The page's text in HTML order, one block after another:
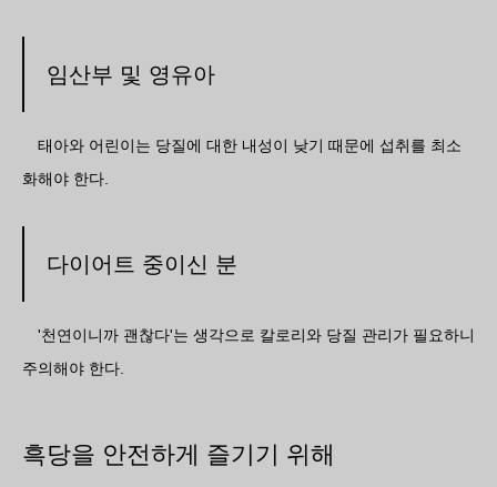
임산부 및 영유아
태아와 어린이는 당질에 대한 내성이 낮기 때문에 섭취를 최소
화해야 한다.
다이어트 중이신 분
'천연이니까 괜찮다'는 생각으로 칼로리와 당질 관리가 필요하니
주의해야 한다.
흑당을 안전하게 즐기기 위해